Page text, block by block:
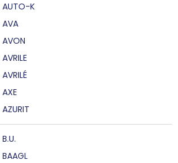
AUTO-K
AVA
AVON
AVRILE
AVRILÉ
AXE
AZURIT
B.U.
BAAGL